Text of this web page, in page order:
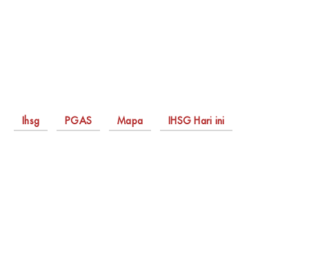
Ihsg PGAS Mapa IHSG Hari ini